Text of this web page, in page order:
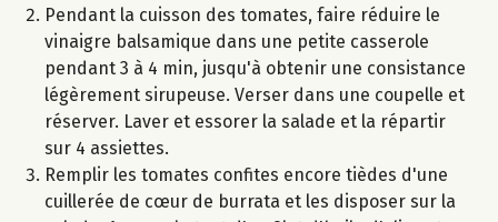
Pendant la cuisson des tomates, faire réduire le
vinaigre balsamique dans une petite casserole
pendant 3 à 4 min, jusqu'à obtenir une consistance
légèrement sirupeuse. Verser dans une coupelle et
réserver. Laver et essorer la salade et la répartir
sur 4 assiettes.
Remplir les tomates confites encore tièdes d'une
cuillerée de cœur de burrata et les disposer sur la